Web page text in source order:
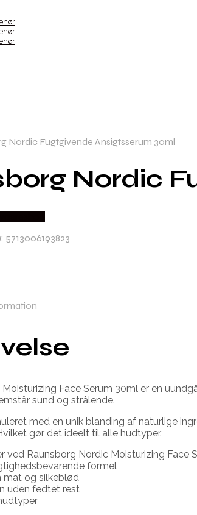
Nordic Fugtgivende Ansigtsserum 30ml
Nordic
5713006193823
Face Serum 30ml er en
sund og strålende.
med en unik blanding af naturlige
gør det ideelt til alle hudtyper.
ved Raunsborg Nordic Moisturizing Face
formel
mat og silkeblød
uden fedtet rest